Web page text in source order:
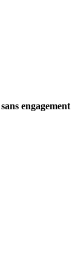
sans engagement